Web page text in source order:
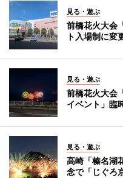
見る・遊ぶ
前橋花火大会
ト入場制に変
見る・遊ぶ
前橋花火大会
イベント」臨
見る・遊ぶ
高崎「榛名湖
念で「じぐろ